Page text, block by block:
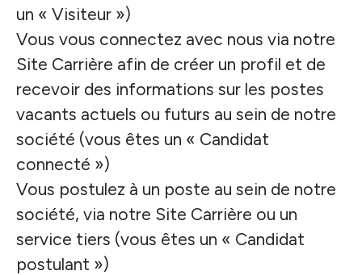
un « Visiteur »)
Vous vous connectez avec nous via notre
Site Carrière afin de créer un profil et de
recevoir des informations sur les postes
vacants actuels ou futurs au sein de notre
société (vous êtes un « Candidat
connecté »)
Vous postulez à un poste au sein de notre
société, via notre Site Carrière ou un
service tiers (vous êtes un « Candidat
postulant »)